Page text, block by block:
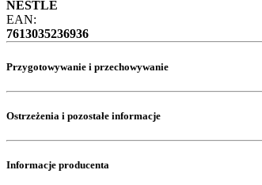
NESTLE
EAN:
7613035236936
Przygotowywanie i przechowywanie
Ostrzeżenia i pozostałe informacje
Informacje producenta